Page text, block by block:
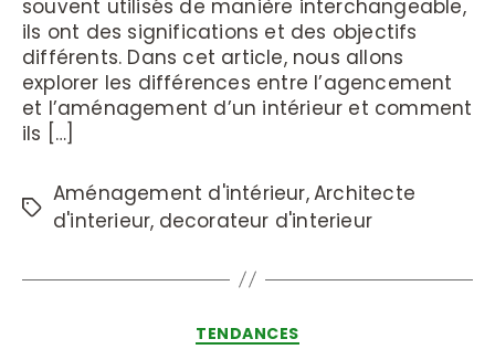
souvent utilisés de manière interchangeable,
ils ont des significations et des objectifs
différents. Dans cet article, nous allons
explorer les différences entre l’agencement
et l’aménagement d’un intérieur et comment
ils […]
Aménagement d'intérieur,Architecte
d'interieur, decorateur d'interieur
TENDANCES